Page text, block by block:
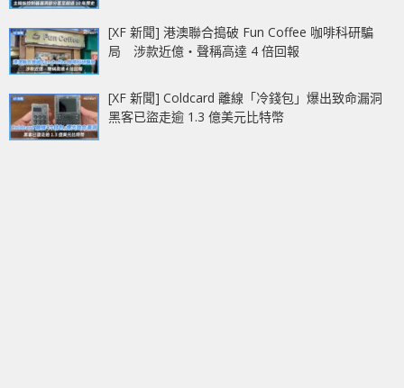
[XF 新聞] 港澳聯合搗破 Fun Coffee 咖啡科研騙
局 涉款近億‧聲稱高達 4 倍回報
[XF 新聞] Coldcard 離線「冷錢包」爆出致命漏洞
黑客已盜走逾 1.3 億美元比特幣